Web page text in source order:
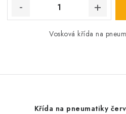
Vosková křída na
Křída na pneumatiky